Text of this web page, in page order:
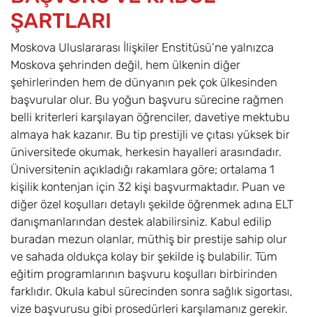
ŞARTLARI
Moskova Uluslararası İlişkiler Enstitüsü’ne yalnızca
Moskova şehrinden değil, hem ülkenin diğer
şehirlerinden hem de dünyanın pek çok ülkesinden
başvurular olur. Bu yoğun başvuru sürecine rağmen
belli kriterleri karşılayan öğrenciler, davetiye mektubu
almaya hak kazanır. Bu tip prestijli ve çıtası yüksek bir
üniversitede okumak, herkesin hayalleri arasındadır.
Üniversitenin açıkladığı rakamlara göre; ortalama 1
kişilik kontenjan için 32 kişi başvurmaktadır. Puan ve
diğer özel koşulları detaylı şekilde öğrenmek adına ELT
danışmanlarından destek alabilirsiniz. Kabul edilip
buradan mezun olanlar, müthiş bir prestije sahip olur
ve sahada oldukça kolay bir şekilde iş bulabilir. Tüm
eğitim programlarının başvuru koşulları birbirinden
farklıdır. Okula kabul sürecinden sonra sağlık sigortası,
vize başvurusu gibi prosedürleri karşılamanız gerekir.